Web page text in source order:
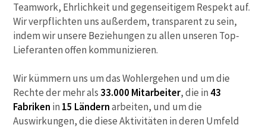
Teamwork, Ehrlichkeit und gegenseitigem Respekt auf.
Wir verpflichten uns außerdem, transparent zu sein,
indem wir unsere Beziehungen zu allen unseren Top-
Lieferanten offen kommunizieren.
Wir kümmern uns um das Wohlergehen und um die
Rechte der mehr als33.000 Mitarbeiter, die in 43
Fabriken in 15 Ländernarbeiten, und um die
Auswirkungen, die diese Aktivitäten in deren Umfeld